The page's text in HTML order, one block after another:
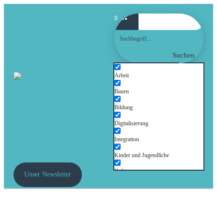
Suchen
Arbeit
Bauen
Bildung
Digitalisierung
Integration
Kinder und Jugendliche
Kultur
Mobilität
Unser Newsletter